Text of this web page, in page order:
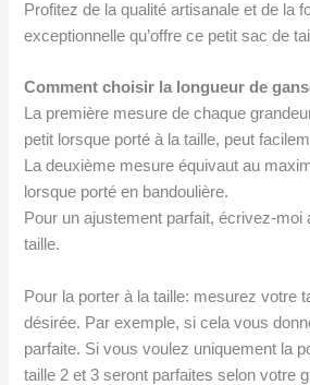
Profitez de la qualité artisanale et de la
exceptionnelle qu’offre ce petit sac de
Comment choisir la longueur de
La première mesure de chaque
petit lorsque porté à la taille, peut
La deuxième mesure équivaut au
lorsque porté en bandoulière.
Pour un ajustement parfait, écrivez-
taille.
Pour la porter à la taille: mesurez votre
désirée. Par exemple, si cela vous
parfaite. Si vous voulez uniquement la
taille 2 et 3 seront parfaites selon votre